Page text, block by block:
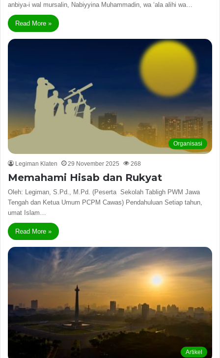
anbiya-i wal mursalin, Nabiyyina Muhammadin, wa ‘ala alihi wa…
Read More »
Organisasi
Legiman Klaten 29 November 2025 268
Memahami Hisab dan Rukyat
Oleh: Legiman, S.Pd., M.Pd. (Peserta Sekolah Tabligh PWM Jawa
Tengah dan Ketua Umum PCPM Cawas) Pendahuluan Setiap tahun,
umat Islam…
Read More »
Artikel